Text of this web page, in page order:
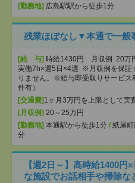
[勤務地] 広島駅駅から徒歩1分
残業ほぼなし▼本通で一般
[給 与] 時給1430円 月収例 20万
実働7h×週5日×4週 ※月収例を保証
りません。※給与即受取りサービス
件有）
[交通費] 1ヶ月3万円を上限として実
[月収例] 20～25万円
[勤務地] 本通駅から徒歩1分 / 紙屋
分
【週2日～】高時給1400円
な施設でお話相手や掃除な